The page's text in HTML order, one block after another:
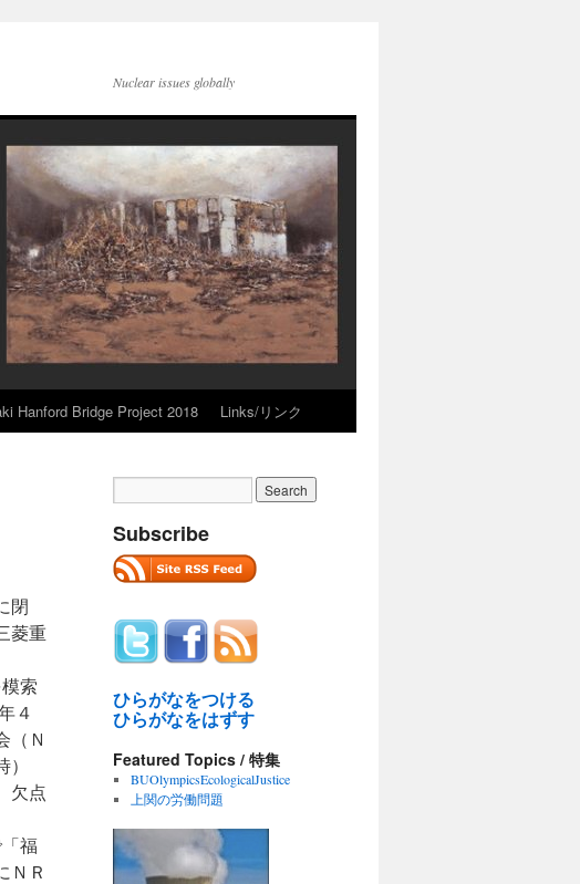
Nuclear issues globally
Hanford Bridge Project 2018 Links/リンク
閉
菱重
索
（Ｎ
欠点
ＮＲ
Subscribe
ひらがなをつける
ひらがなをはずす
Featured Topics / 特集
BUOlympicsEcologicalJustice
上関の労働問題